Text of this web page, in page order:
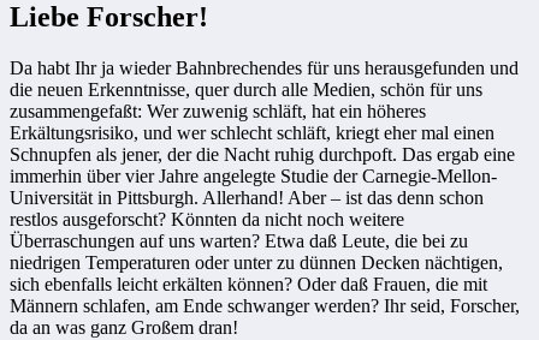
Liebe Forscher!
Da habt Ihr ja wieder Bahnbrechendes für uns herausgefunden und
die neuen Erkenntnisse, quer durch alle Medien, schön für uns
zusammengefaßt: Wer zuwenig schläft, hat ein höheres
Erkältungsrisiko, und wer schlecht schläft, kriegt eher mal einen
Schnupfen als jener, der die Nacht ruhig durchpoft. Das ergab eine
immerhin über vier Jahre angelegte Studie der Carnegie-Mellon-
Universität in Pittsburgh. Allerhand! Aber – ist das denn schon
restlos ausgeforscht? Könnten da nicht noch weitere
Überraschungen auf uns warten? Etwa daß Leute, die bei zu
niedrigen Temperaturen oder unter zu dünnen Decken nächtigen,
sich ebenfalls leicht erkälten können? Oder daß Frauen, die mit
Männern schlafen, am Ende schwanger werden? Ihr seid, Forscher,
da an was ganz Großem dran!